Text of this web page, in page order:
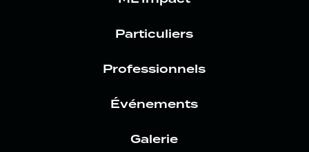
Particuliers
Professionnels
Événements
Galerie